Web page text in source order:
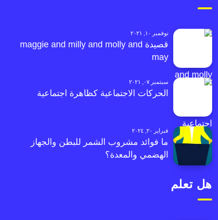
نوفمبر ١٠, ٢٠٢١
قصيدة maggie and milly and molly and
may
سبتمبر ٠٧, ٢٠٢١
الحركات الاجتماعية كظاهرة اجتماعية
فبراير ٢٠, ٢٠٢٤
ما فوائد مشروب الشمر للبطن والجهاز
الهضمي والمعدة؟
هل تعلم